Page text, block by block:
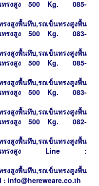
นทรงสูง 500 Kg.
085-
งสูงพื้นทึบ,รถเข็นทรงสูงพื้น
นทรงสูง 500 Kg.
083-
งสูงพื้นทึบ,รถเข็นทรงสูงพื้น
นทรงสูง 500 Kg.
085-
งสูงพื้นทึบ,รถเข็นทรงสูงพื้น
ข็นทรงสูง 500 Kg. 083-
งสูงพื้นทึบ,รถเข็นทรงสูงพื้น
ข็นทรงสูง 500 Kg. 082-
งสูงพื้นทึบ,รถเข็นทรงสูงพื้น
เข็นทรงสูง Line :
งสูงพื้นทึบ,รถเข็นทรงสูงพื้น
: info@hereweare.co.th